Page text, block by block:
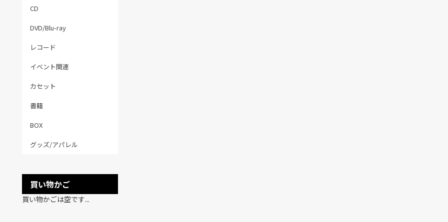
CD
DVD/Blu-ray
レコード
イベント関連
カセット
書籍
BOX
グッズ/アパレル
買い物かご
買い物かごは空です...